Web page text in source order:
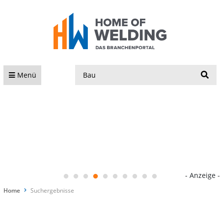
Menü
- Anzeige -
Home Suchergebnisse